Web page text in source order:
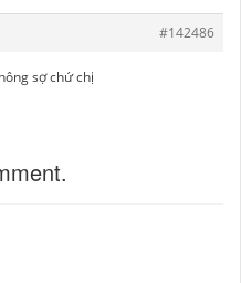
#142486
sợ chứ chị